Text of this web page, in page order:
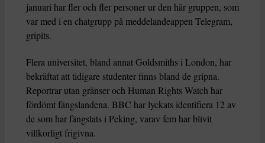
januari har fler och fler personer ur den här gruppen, som
var med i en chatgrupp på meddelandeappen Telegram,
gripits.
Flera universitet, bland annat Goldsmiths i London, har
bekräftat att tidigare studenter finns bland de gripna.
Reportrar utan gränser och Human Rights Watch har
fördömt fängslandena. BBC har lyckats identifiera 12 av
de som har fängslats i Peking, varav fem har blivit
villkorligt frigivna.